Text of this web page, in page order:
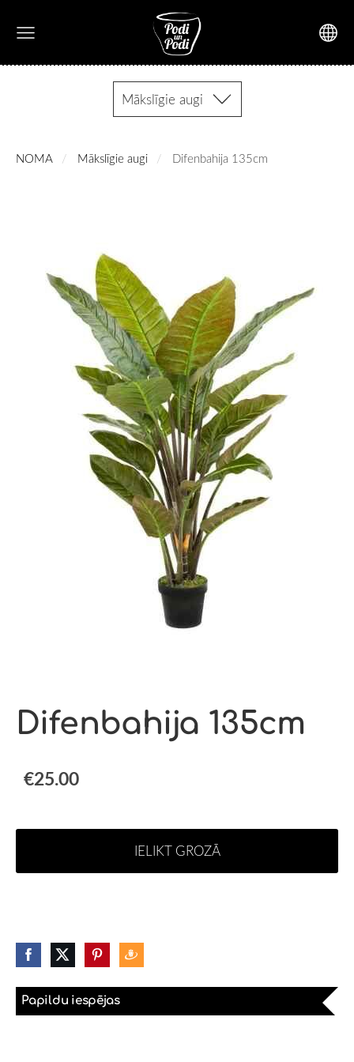
Mākslīgie augi
Papildu iespējas
NOMA Mākslīgie augi Difenbahija 135cm
Difenbahija 135cm
€25.00
IELIKT GROZĀ